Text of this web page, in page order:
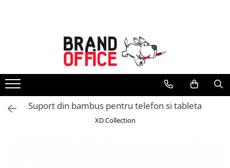
Unitate Protejata - PRODUCTIE
Hartie copiator si produse
tipografice
Produse consumabile din hartie
Detergenti si dezinfectanti
Suport din bambus pentru telefon si tableta
XD Collection